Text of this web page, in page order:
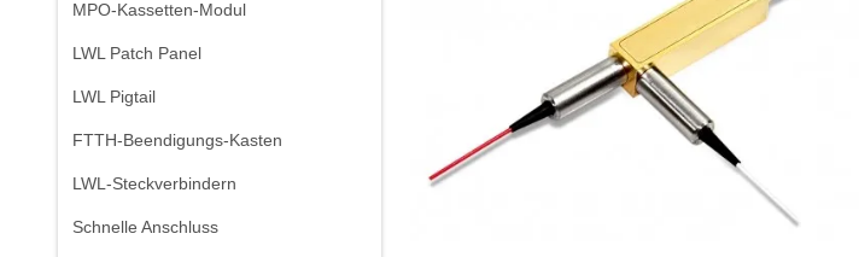
MPO-Kassetten-Modul
LWL Patch Panel
LWL Pigtail
FTTH-Beendigungs-Kasten
LWL-Steckverbindern
Schnelle Anschluss